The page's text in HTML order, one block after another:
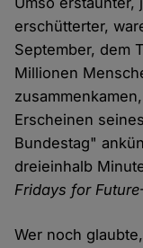
erschütterter,
September, dem
Millionen
Erscheinen
Bundestag"
dreieinhalb
Fridays for Future
Wer noch